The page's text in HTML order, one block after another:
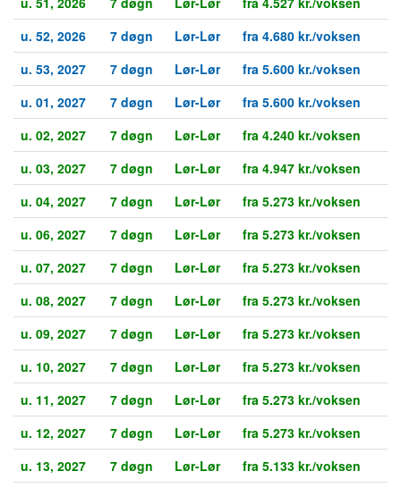
u. 52, 2026
7 døgn Lør-Lør
fra 4.680 kr./voksen
u. 53, 2027
7 døgn Lør-Lør
fra 5.600 kr./voksen
u. 01, 2027
7 døgn Lør-Lør
fra 5.600 kr./voksen
u. 02, 2027
7 døgn Lør-Lør
fra 4.240 kr./voksen
u. 03, 2027
7 døgn Lør-Lør
fra 4.947 kr./voksen
u. 04, 2027
7 døgn Lør-Lør
fra 5.273 kr./voksen
u. 06, 2027
7 døgn Lør-Lør
fra 5.273 kr./voksen
u. 07, 2027
7 døgn Lør-Lør
fra 5.273 kr./voksen
u. 08, 2027
7 døgn Lør-Lør
fra 5.273 kr./voksen
u. 09, 2027
7 døgn Lør-Lør
fra 5.273 kr./voksen
u. 10, 2027
7 døgn Lør-Lør
fra 5.273 kr./voksen
u. 11, 2027
7 døgn Lør-Lør
fra 5.273 kr./voksen
u. 12, 2027
7 døgn Lør-Lør
fra 5.273 kr./voksen
u. 13, 2027
7 døgn Lør-Lør
fra 5.133 kr./voksen